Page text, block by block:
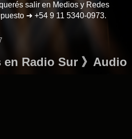
salir en Medios y Redes
➜ +54 9 11 5340-0973.
en Radio Sur 》Audio